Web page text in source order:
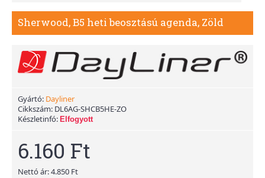
Sherwood, B5 heti beosztású agenda, Zöld
Gyártó: Dayliner
Cikkszám: DL6AG-SHCB5HE-ZO
Készletinfó: Elfogyott
6.160 Ft
Nettó ár: 4.850 Ft